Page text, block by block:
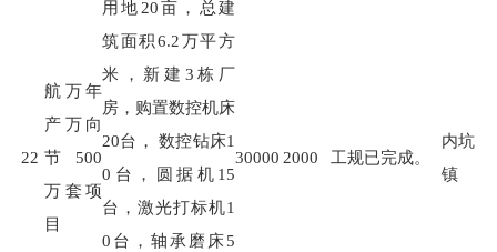
22
航万年
产万向
节500
万套项
目
用地 20亩，总建
筑面积6.2万平方
米，新建 3 栋厂
房，购置数控机床
20台， 数控钻床1
0 台，圆据机 15
台，激光打标机1
0 台，轴承磨床5
30000 2000 工规已完成。
内坑
镇